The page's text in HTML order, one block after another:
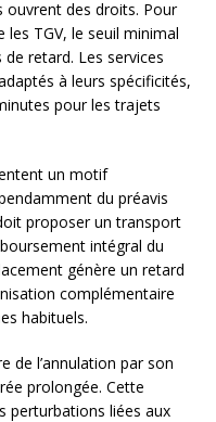
ouvrent des droits. Pour
TGV, le seuil minimal
retard. Les services
à leurs spécificités,
pour les trajets
un motif
du préavis
proposer un transport
intégral du
génère un retard
complémentaire
habituels.
de l’annulation par son
prolongée. Cette
perturbations liées aux